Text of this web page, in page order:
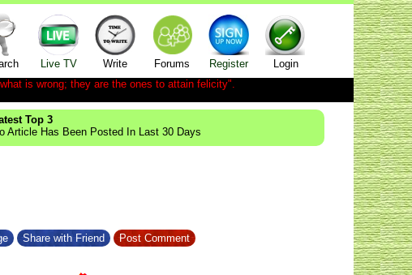
Live TV Write Forums Register
Login
is wrong; they are the ones to attain felicity".
Top 3
Article Has Been Posted In Last 30 Days
Share with Friend Post Comment